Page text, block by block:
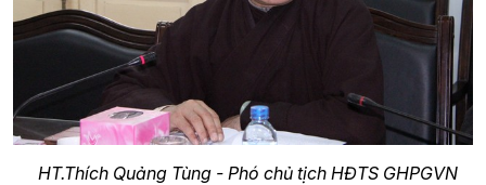
HT.Thích Quảng Tùng - Phó chủ tịch HĐTS GHPGVN